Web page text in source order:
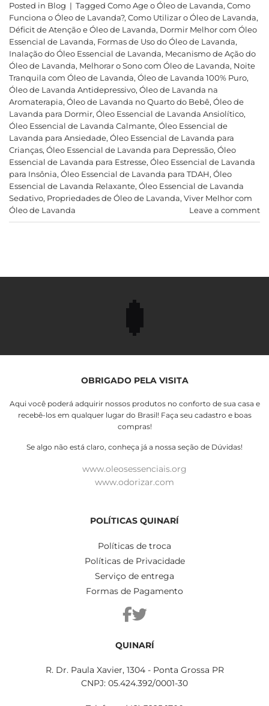
Posted in Blog | Tagged Como Age o Óleo de Lavanda, Como
Funciona o Óleo de Lavanda?, Como Utilizar o Óleo de Lavanda,
Déficit de Atenção e Óleo de Lavanda, Dormir Melhor com Óleo
Essencial de Lavanda, Formas de Uso do Óleo de Lavanda,
Inalação do Óleo Essencial de Lavanda, Mecanismo de Ação do
Óleo de Lavanda, Melhorar o Sono com Óleo de Lavanda, Noite
Tranquila com Óleo de Lavanda, Óleo de Lavanda 100% Puro,
Óleo de Lavanda Antidepressivo, Óleo de Lavanda na
Aromaterapia, Óleo de Lavanda no Quarto do Bebê, Óleo de
Lavanda para Dormir, Óleo Essencial de Lavanda Ansiolítico,
Óleo Essencial de Lavanda Calmante, Óleo Essencial de
Lavanda para Ansiedade, Óleo Essencial de Lavanda para
Crianças, Óleo Essencial de Lavanda para Depressão, Óleo
Essencial de Lavanda para Estresse, Óleo Essencial de Lavanda
para Insônia, Óleo Essencial de Lavanda para TDAH , Óleo
Essencial de Lavanda Relaxante, Óleo Essencial de Lavanda
Sedativo, Propriedades de Óleo de Lavanda, Viver Melhor com
Óleo de Lavanda
Leave a comment
OBRIGADO PELA VISITA
Aqui você poderá adquirir nossos produtos no conforto de sua casa e
recebê-los em qualquer lugar do Brasil! Faça seu cadastro e boas
compras!
Se algo não está claro, conheça já a nossa seção de Dúvidas!
www.oleosessenciais.org
www.odorizar.com
POLÍTICAS QUINARÍ
Políticas de troca
Políticas de Privacidade
Serviço de entrega
Formas de Pagamento
QUINARÍ
R. Dr. Paula Xavier, 1304 - Ponta Grossa PR
CNPJ: 05.424.392/0001-30